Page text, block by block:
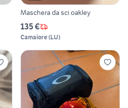
Maschera da sci oakley
135 €
Camaiore(LU)